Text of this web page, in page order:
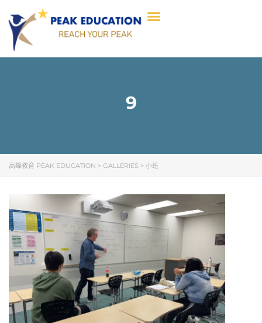
9
高峰教育 PEAK EDUCATION > GALLERIES > 小班